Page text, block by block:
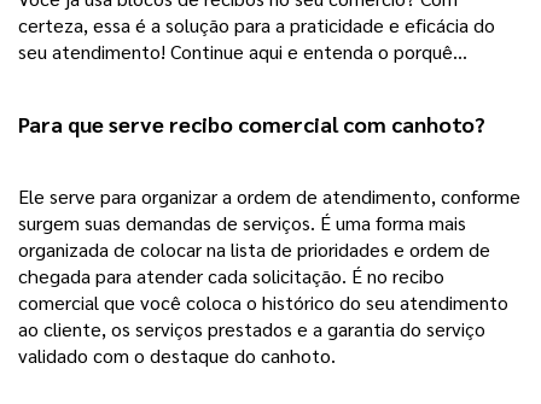
certeza, essa é a solução para a praticidade e eficácia do
seu atendimento! Continue aqui e entenda o porquê…
Para que serve recibo comercial com canhoto?
Ele serve para organizar a ordem de atendimento, conforme
surgem suas demandas de serviços. É uma forma mais
organizada de colocar na lista de prioridades e ordem de
chegada para atender cada solicitação. É no recibo
comercial que você coloca o histórico do seu atendimento
ao cliente, os serviços prestados e a garantia do serviço
validado com o destaque do canhoto.